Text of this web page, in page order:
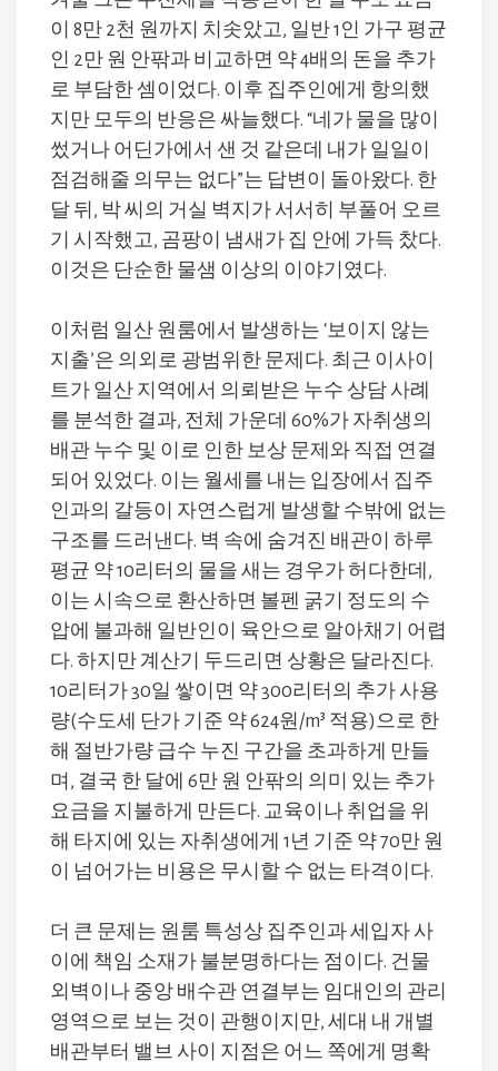
이 8만 2천 원까지 치솟았고, 일반 1인 가구 평균
인 2만 원 안팎과 비교하면 약 4배의 돈을 추가
로 부담한 셈이었다. 이후 집주인에게 항의했
지만 모두의 반응은 싸늘했다. “네가 물을 많이
썼거나 어딘가에서 샌 것 같은데 내가 일일이
점검해줄 의무는 없다”는 답변이 돌아왔다. 한
달 뒤, 박 씨의 거실 벽지가 서서히 부풀어 오르
기 시작했고, 곰팡이 냄새가 집 안에 가득 찼다.
이것은 단순한 물샘 이상의 이야기였다.
이처럼 일산 원룸에서 발생하는 ‘보이지 않는
지출’은 의외로 광범위한 문제다. 최근 이사이
트가 일산 지역에서 의뢰받은 누수 상담 사례
를 분석한 결과, 전체 가운데 60%가 자취생의
배관 누수 및 이로 인한 보상 문제와 직접 연결
되어 있었다. 이는 월세를 내는 입장에서 집주
인과의 갈등이 자연스럽게 발생할 수밖에 없는
구조를 드러낸다. 벽 속에 숨겨진 배관이 하루
평균 약 10리터의 물을 새는 경우가 허다한데,
이는 시속으로 환산하면 볼펜 굵기 정도의 수
압에 불과해 일반인이 육안으로 알아채기 어렵
다. 하지만 계산기 두드리면 상황은 달라진다.
10리터가 30일 쌓이면 약 300리터의 추가 사용
량(수도세 단가 기준 약 624원/m³ 적용)으로 한
해 절반가량 급수 누진 구간을 초과하게 만들
며, 결국 한 달에 6만 원 안팎의 의미 있는 추가
요금을 지불하게 만든다. 교육이나 취업을 위
해 타지에 있는 자취생에게 1년 기준 약 70만 원
이 넘어가는 비용은 무시할 수 없는 타격이다.
더 큰 문제는 원룸 특성상 집주인과 세입자 사
이에 책임 소재가 불분명하다는 점이다. 건물
외벽이나 중앙 배수관 연결부는 임대인의 관리
영역으로 보는 것이 관행이지만, 세대 내 개별
배관부터 밸브 사이 지점은 어느 쪽에게 명확